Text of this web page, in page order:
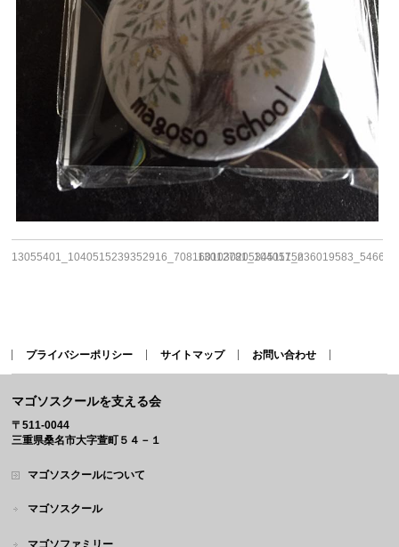
13055401_1040515239352916_7081601030205345117_n
プライバシーポリシー サイトマップ お問い合わせ
マゴソスクールを支える会
〒511-0044
三重県桑名市大字萱町５４－１
マゴソスクールについて
マゴソスクール
マゴソファミリー